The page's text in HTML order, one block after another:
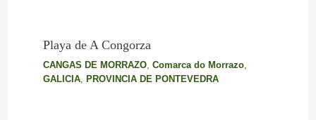
Playa de A Congorza
CANGAS DE MORRAZO, Comarca do Morrazo,
GALICIA, PROVINCIA DE PONTEVEDRA